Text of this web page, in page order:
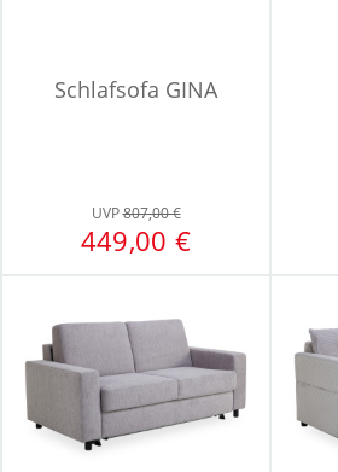
Schlafsofa GINA
UVP807,00 €
449,00 €